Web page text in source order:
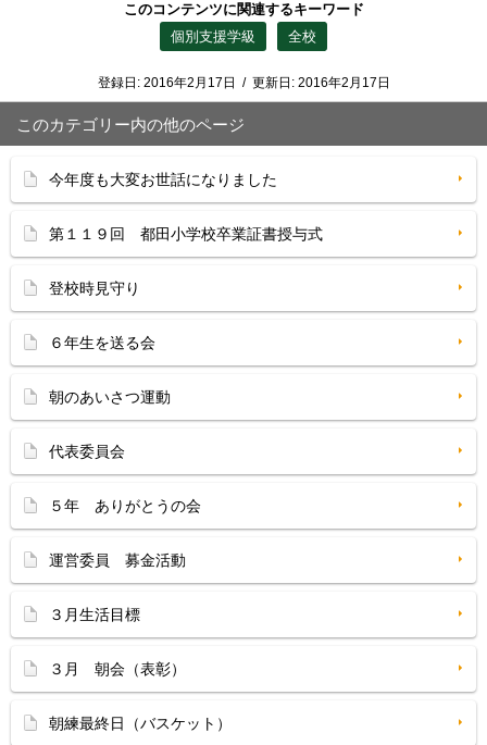
このコンテンツに関連するキーワード
個別支援学級
全校
登録日: 2016年2月17日 / 更新日: 2016年2月17日
このカテゴリー内の他のページ
今年度も大変お世話になりました
第１１９回 都田小学校卒業証書授与式
登校時見守り
６年生を送る会
朝のあいさつ運動
代表委員会
５年 ありがとうの会
運営委員 募金活動
３月生活目標
３月 朝会（表彰）
朝練最終日（バスケット）